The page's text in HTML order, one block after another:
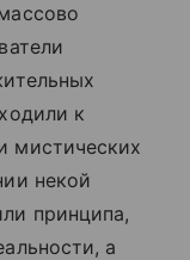
к
мистических
некой
принципа,
а